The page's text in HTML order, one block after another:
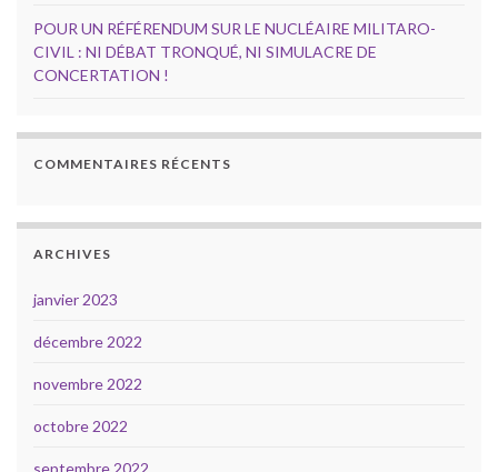
POUR UN RÉFÉRENDUM SUR LE NUCLÉAIRE MILITARO-
CIVIL : NI DÉBAT TRONQUÉ, NI SIMULACRE DE
CONCERTATION !
COMMENTAIRES RÉCENTS
ARCHIVES
janvier 2023
décembre 2022
novembre 2022
octobre 2022